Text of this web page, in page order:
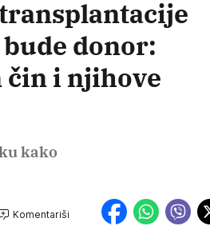
donor:
i njihove
kako
Komentariši